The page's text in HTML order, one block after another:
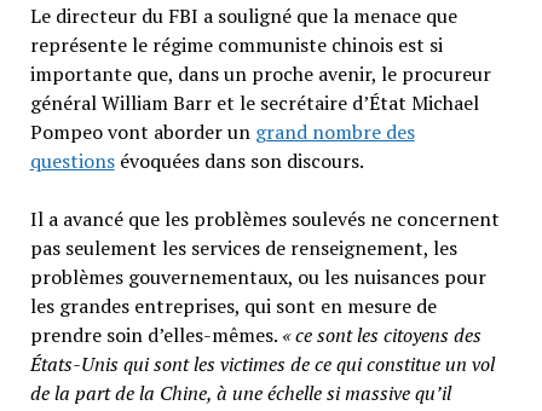
Le directeur du FBI a souligné que la menace que
représente le régime communiste chinois est si
importante que, dans un proche avenir, le procureur
général William Barr et le secrétaire d’État Michael
Pompeo vont aborder un grand nombre des
questionsévoquées dans son discours.
Il a avancé que les problèmes soulevés ne concernent
pas seulement les services de renseignement, les
problèmes gouvernementaux, ou les nuisances pour
les grandes entreprises, qui sont en mesure de
prendre soin d’elles-mêmes. « ce sont les citoyens des
États-Unis qui sont les victimes de ce qui constitue un vol
de la part de la Chine, à une échelle si massive qu’il